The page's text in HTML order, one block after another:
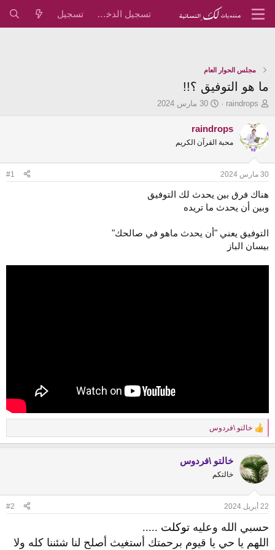
تسجيل الدخول تسجيل
مجلس الحوار العام
ما هو التوفيق ؟!!
ب
د
ئ
ا
و
ض
ع
raindrops
ت
ر
خ
ب
ء
30 مارس 2024
raindrops
محبة القرآن الكريم
30 مارس 2024 #1
هناك فرق بين يحدث لك التوفيق
وبين أن يحدث ما تريده
التوفيق يعني "أن يحدث ماهو في صالحك"
بيسان الباز
R
e
c
t
i
s
خالتو \فردوس
خالتو \فردوس
خالتكم
22 أبريل 2024 #2
حسبي الله وعليه توكلت .....
اللهم يا حي يا قيوم برحمتك أستغيث أصلح لنا شئننا كله ولا